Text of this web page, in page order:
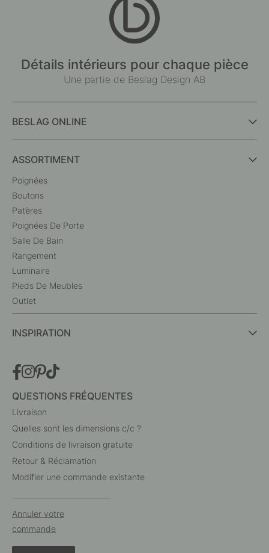
Détails intérieurs pour chaque pièce
Une partie de Beslag Design AB
BESLAG ONLINE
ASSORTIMENT
Poignées
Boutons
Patères
Poignées De Porte
Salle De Bain
Rangement
Luminaire
Pieds De Meubles
Outlet
INSPIRATION
QUESTIONS FRÉQUENTES
Livraison
Quelles sont les dimensions c/c ?
Conditions de livraison gratuite
Retour & Réclamation
Modifier une commande existante
Annuler votre
commande